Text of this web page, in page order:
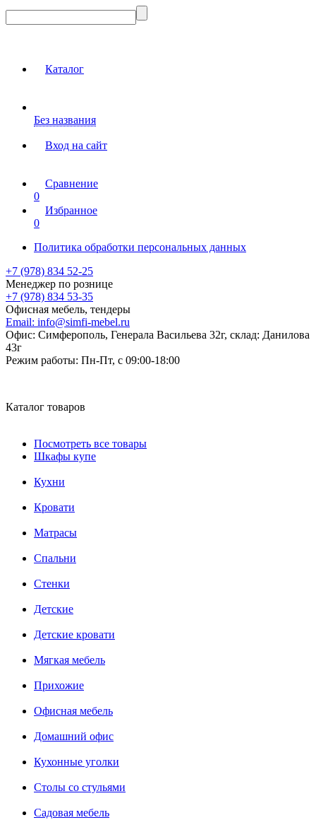
Каталог
Без названия
Вход на сайт
Сравнение
0
Избранное
0
Политика обработки персональных данных
+7 (978) 834 52-25
Менеджер по рознице
+7 (978) 834 53-35
Офисная мебель, тендеры
Email: info@simfi-mebel.ru
Офис: Симферополь, Генерала Васильева 32г, склад: Данилова
43г
Режим работы: Пн-Пт, с 09:00-18:00
Каталог товаров
Посмотреть все товары
Шкафы купе
Кухни
Кровати
Матрасы
Cпальни
Стенки
Детские
Детские кровати
Мягкая мебель
Прихожие
Офисная мебель
Домашний офис
Кухонные уголки
Столы со стульями
Садовая мебель